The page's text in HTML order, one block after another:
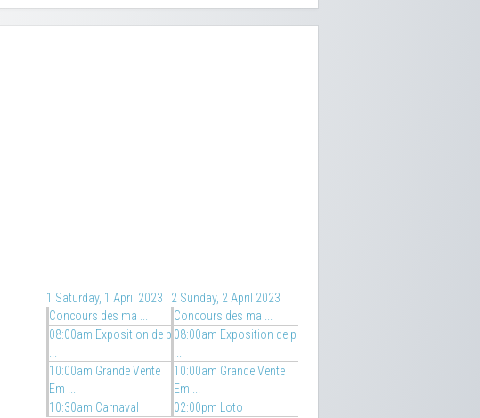
1 Saturday, 1 April 2023
Concours des ma ...
08:00am Exposition de p
...
10:00am Grande Vente
Em ...
10:30am Carnaval
2 Sunday, 2 April 2023
Concours des ma ...
08:00am Exposition de p
...
10:00am Grande Vente
Em ...
02:00pm Loto